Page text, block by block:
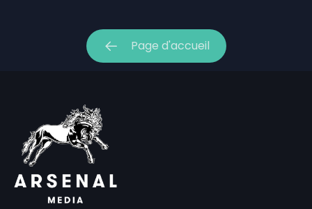
Page d'accueil